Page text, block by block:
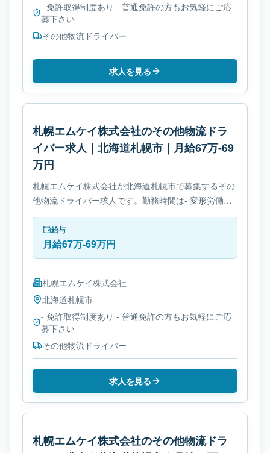
- 免許取得制度あり - 普通免許の方もお気軽にご応
募下さい
その他物流ドライバー
求人を見る
札幌エムケイ株式会社のその他物流ドラ
イバー求人｜北海道札幌市｜月給67万-69
万円
札幌エムケイ株式会社が北海道札幌市で募集するその
他物流ドライバー求人です。勤務時間は- 変形労働時
間制です。必要免許は- 免許取得制度ありです。
給与
月給67万-69万円
札幌エムケイ株式会社
北海道札幌市
- 免許取得制度あり - 普通免許の方もお気軽にご応
募下さい
その他物流ドライバー
求人を見る
札幌エムケイ株式会社のその他物流ドラ